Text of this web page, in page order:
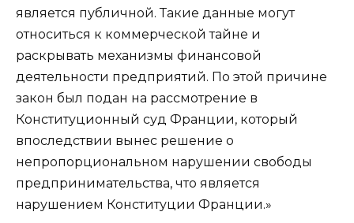
является публичной. Такие данные могут
относиться к коммерческой тайне и
раскрывать механизмы финансовой
деятельности предприятий. По этой причине
закон был подан на рассмотрение в
Конституционный суд Франции, который
впоследствии вынес решение о
непропорциональном нарушении свободы
предпринимательства, что является
нарушением Конституции Франции.»